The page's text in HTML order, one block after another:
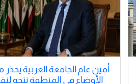
أمين عام الجامعة العربية
الأوضاع في المنطقة تتجه